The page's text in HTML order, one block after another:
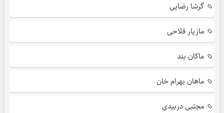
گرشا رضایی
مازیار فلاحی
ماکان بند
ماهان بهرام خان
مجتبی دربیدی